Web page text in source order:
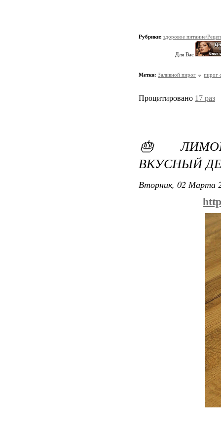
Рубрики: здоровое питание/
Для Вас
Метки: Заливной пирог пирог
Процитировано 17 раз
🎂
ВКУСНЫЙ
Вторник, 02 Марта